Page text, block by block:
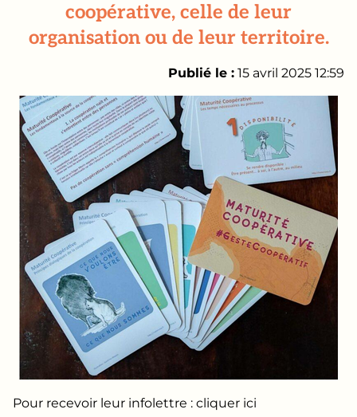
coopérative, celle de leur
organisation ou de leur territoire.
Publié le : 15 avril 2025 12:59
Pour recevoir leur infolettre : cliquer ici